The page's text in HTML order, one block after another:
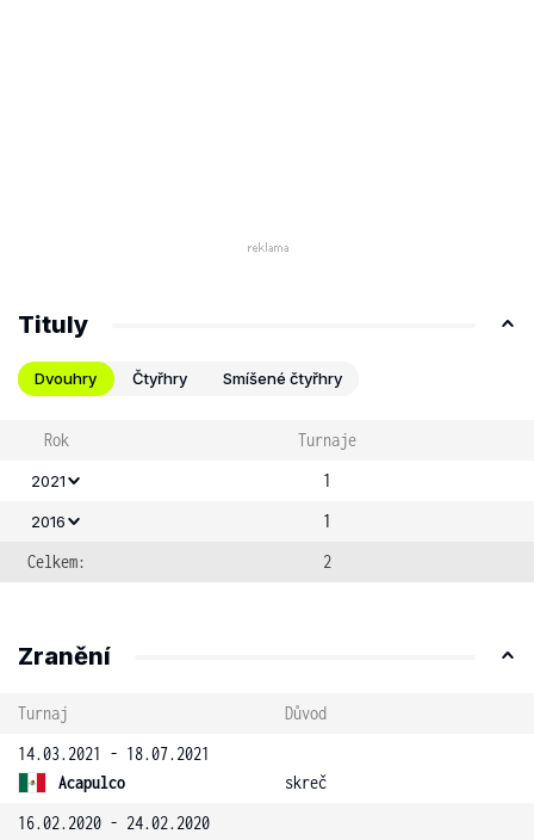
Tituly
Dvouhry Čtyřhry Smíšené čtyřhry
Rok Turnaje
2021 1
2016
1
Celkem:
2
Zranění
Turnaj
Důvod
14.03.2021 - 18.07.2021
Acapulco
skreč
16.02.2020 - 24.02.2020